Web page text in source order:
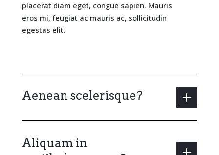
placerat diam eget, congue sapien. Mauris
eros mi, feugiat ac mauris ac, sollicitudin
egestas elit.
Aenean scelerisque?
Aliquam in